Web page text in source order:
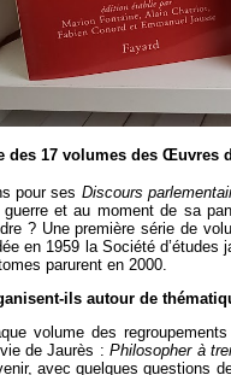
17 volumes des Œuvres
pour ses Discours
guerre et au moment de sa
? Une première série de
en 1959 la Société
parurent en 2000.
ils autour de
volume des
vie de Jaurès :Philosopher à
avec quelques questions